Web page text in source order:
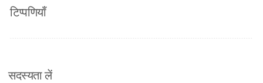
टिप्पणियाँ
सदस्यता लें